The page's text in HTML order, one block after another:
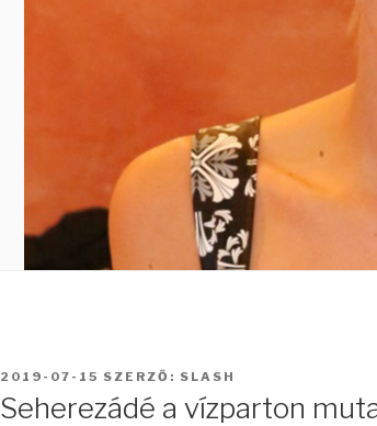
BEKÜLDVE:
2019-07-15 SZERZŐ: SLASH
Seherezádé a vízparton